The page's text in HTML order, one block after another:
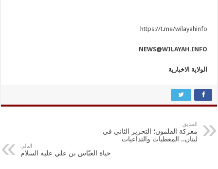
https://t.me/wilayahinfo
NEWS@WILAYAH.INFO
الولاية الاخبارية
السابق
معركة القلمون؛ التحرير الثاني في
لبنان.. المعطيات والتداعيات
التالي
حياة العبّاس بن علي علیه السلام